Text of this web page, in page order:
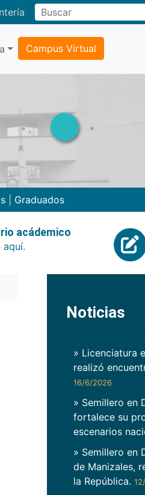
Campus Virtual
| Graduados
acádemico
aquí.
Noticias
» Licenciatura
realizó
16/6/2026
» Semillero en
fortalece su
escenarios
» Semillero en
de Manizales,
la República.